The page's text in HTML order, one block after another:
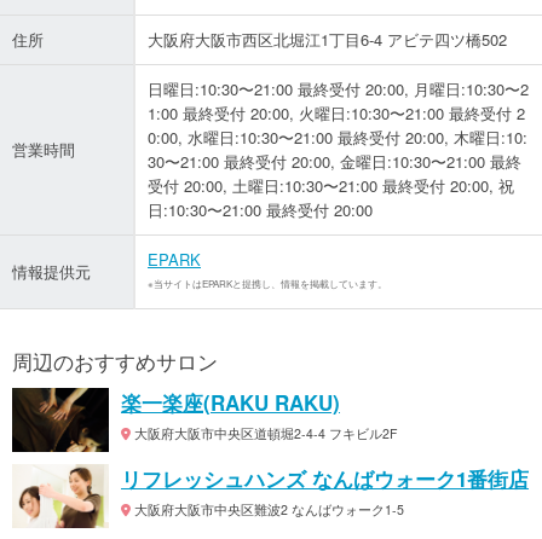
住所 大阪府大阪市西区北堀江1丁目6-4 アビテ四ツ橋502
営業時間
日曜日:10:30〜21:00 最終受付 20:00, 月曜日:10:30〜2
1:00 最終受付 20:00, 火曜日:10:30〜21:00 最終受付 2
0:00, 水曜日:10:30〜21:00 最終受付 20:00, 木曜日:10:
30〜21:00 最終受付 20:00, 金曜日:10:30〜21:00 最終
受付 20:00, 土曜日:10:30〜21:00 最終受付 20:00, 祝
日:10:30〜21:00 最終受付 20:00
情報提供元
EPARK
※当サイトはEPARKと提携し、情報を掲載しています。
周辺のおすすめサロン
楽一楽座(RAKU RAKU)
大阪府大阪市中央区道頓堀2-4-4 フキビル2F
リフレッシュハンズ なんばウォーク1番街店
大阪府大阪市中央区難波2 なんばウォーク1-5